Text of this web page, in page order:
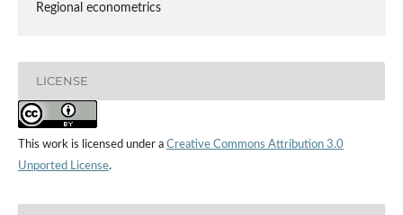
Regional econometrics
LICENSE
This work is licensed under a Creative Commons Attribution 3.0
Unported License.